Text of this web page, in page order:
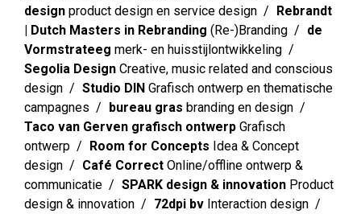
design product design en service design
Rebrandt
| Dutch Masters in Rebranding (Re-)Branding
de
Vormstrateeg merk- en huisstijlontwikkeling
Segolia Design Creative, music related and conscious
design
Studio DIN Grafisch ontwerp en thematische
campagnes
bureau gras branding en design
Taco van Gerven grafisch ontwerp Grafisch
ontwerp
Room for Concepts Idea & Concept
design
Café Correct Online/offline ontwerp &
communicatie
SPARK design & innovation Product
design & innovation
72dpi bv Interaction design